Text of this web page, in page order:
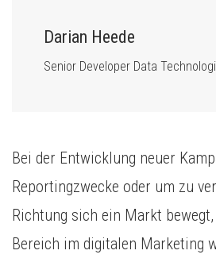
Darian Heede
Senior Developer Data
Bei der Entwicklung neuer
Reportingzwecke oder um zu
Richtung sich ein Markt
Bereich im digitalen Marketing